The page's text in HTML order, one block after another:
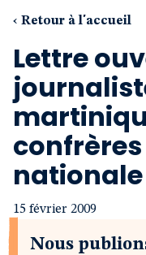
‹ Retour à l'accueil
Lettre
nationale
15 février 2009
Nous